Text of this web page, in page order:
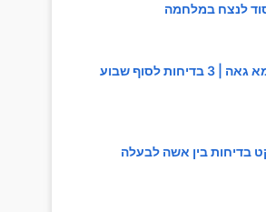
לנצח במלחמה
| 3 בדיחות לסוף שבוע
בדיחות בין אשה לבעלה